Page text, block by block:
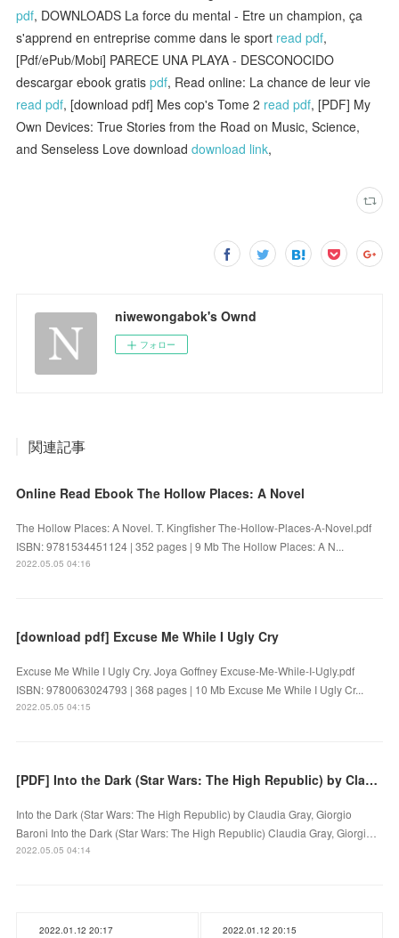
pdf, DOWNLOADS La force du mental - Etre un champion, ça
s'apprend en entreprise comme dans le sport read pdf,
[Pdf/ePub/Mobi] PARECE UNA PLAYA - DESCONOCIDO
descargar ebook gratispdf, Read online: La chance de leur vie
read pdf, [download pdf] Mes cop's Tome 2 read pdf, [PDF] My
Own Devices: True Stories from the Road on Music, Science,
and Senseless Love downloaddownload link,
niwewongabok's Ownd
フォロー
関連記事
Online Read Ebook The Hollow Places: A Novel
The Hollow Places: A Novel. T. Kingfisher The-Hollow-Places-A-Novel.pdf
ISBN: 9781534451124 | 352 pages | 9 Mb The Hollow Places: A N...
2022.05.05 04:16
[download pdf] Excuse Me While I Ugly Cry
Excuse Me While I Ugly Cry. Joya Goffney Excuse-Me-While-I-Ugly.pdf
ISBN: 9780063024793 | 368 pages | 10 Mb Excuse Me While I Ugly Cr...
2022.05.05 04:15
[PDF] Into the Dark (Star Wars: The High Republic) by Claudia Gray, Giorgio Baroni
Into the Dark (Star Wars: The High Republic) by Claudia Gray, Giorgio
Baroni Into the Dark (Star Wars: The High Republic) Claudia Gray, Giorgi…
2022.05.05 04:14
2022.01.12 20:17 2022.01.12 20:15